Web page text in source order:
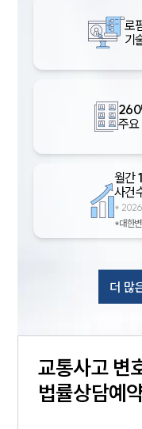
로
기
260
주
월간
사건
* 2026
*대한
더 많
교통사고변
법률상담예